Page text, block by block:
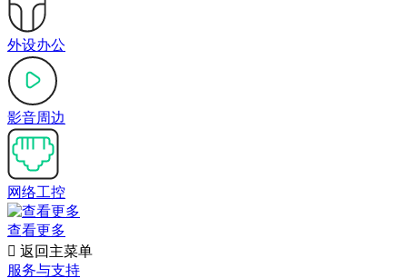
外设办公
影音周边
网络工控
查看更多
 返回主菜单
服务与支持